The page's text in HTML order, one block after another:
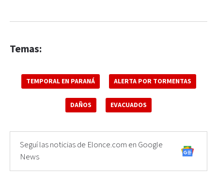
Temas:
TEMPORAL EN PARANÁ ALERTA POR TORMENTAS
DAÑOS EVACUADOS
Seguí las noticias de Elonce.com en Google
News